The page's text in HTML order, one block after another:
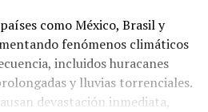
como México, Brasil y
fenómenos climáticos
incluidos huracanes
y lluvias torrenciales.
devastación inmediata,